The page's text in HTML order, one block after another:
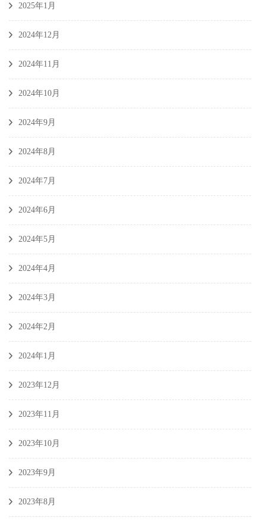
2025年1月
2024年12月
2024年11月
2024年10月
2024年9月
2024年8月
2024年7月
2024年6月
2024年5月
2024年4月
2024年3月
2024年2月
2024年1月
2023年12月
2023年11月
2023年10月
2023年9月
2023年8月